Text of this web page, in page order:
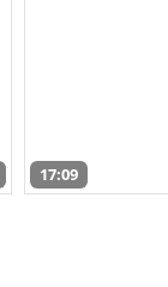
17:09